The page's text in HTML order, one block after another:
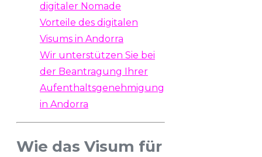
digitaler Nomade
Vorteile des digitalen
Visums in Andorra
Wir unterstützen Sie bei
der Beantragung Ihrer
Aufenthaltsgenehmigung
in Andorra
Wie das Visum für